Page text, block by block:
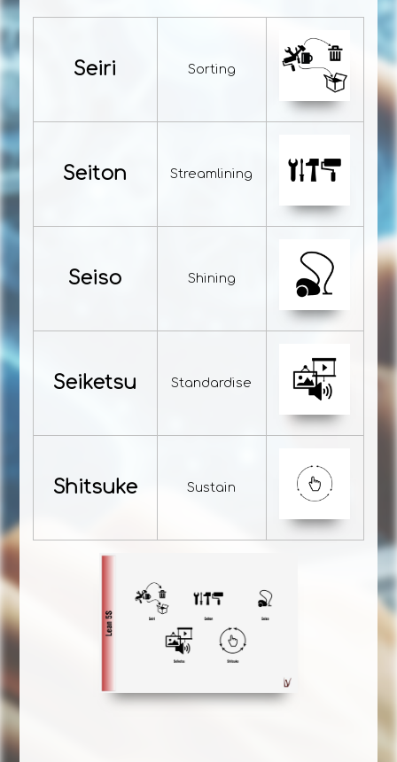
Seiri Sorting
Seiton Streamlining
Seiso Shining
Seiketsu Standardise
Shitsuke Sustain